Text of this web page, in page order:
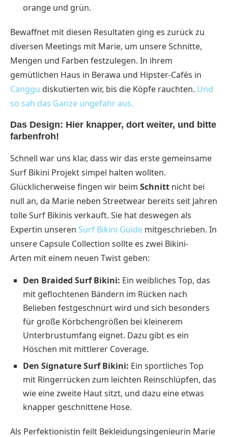
orange und grün.
Bewaffnet mit diesen Resultaten ging es zurück zu
diversen Meetings mit Marie, um unsere Schnitte,
Mengen und Farben festzulegen. In ihrem
gemütlichen Haus in Berawa und Hipster-Cafés in
Canggu diskutierten wir, bis die Köpfe rauchten. Und
so sah das Ganze ungefähr aus.
Das Design: Hier knapper, dort weiter, und bitte
farbenfroh!
Schnell war uns klar, dass wir das erste gemeinsame
Surf Bikini Projekt simpel halten wollten.
Glücklicherweise fingen wir beim Schnitt nicht bei
null an, da Marie neben Streetwear bereits seit Jahren
tolle Surf Bikinis verkauft. Sie hat deswegen als
Expertin unseren Surf Bikini Guide mitgeschrieben. In
unsere Capsule Collection sollte es zwei Bikini-
Arten mit einem neuen Twist geben:
Den Braided Surf Bikini: Ein weibliches Top, das
mit geflochtenen Bändern im Rücken nach
Belieben festgeschnürt wird und sich besonders
für große Körbchengrößen bei kleinerem
Unterbrustumfang eignet. Dazu gibt es ein
Höschen mit mittlerer Coverage.
Den Signature Surf Bikini: Ein sportliches Top
mit Ringerrücken zum leichten Reinschlüpfen, das
wie eine zweite Haut sitzt, und dazu eine etwas
knapper geschnittene Hose.
Als Perfektionistin feilt Bekleidungsingenieurin Marie